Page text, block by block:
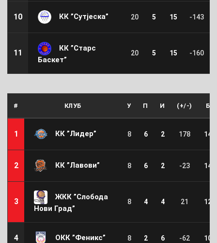
10 КК ”Сутјеска” 20 5 15 -143
11
КК ”Старс
Баскет”
20 5 15 -160
# КЛУБ У П И (+/-) Б
1 КК ”Лидер” 8 6 2 178 14
2 КК ”Лавови” 8 6 2 -23 14
3
ЖКК ”Слобода
Нови Град”
8 4 4 21 12
4 ОКК ”Феникс” 8 2 6 -62 10